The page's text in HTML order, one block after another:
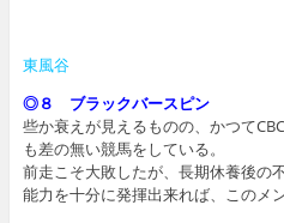
東風谷
◎８ ブラックバースピン
些か衰えが見えるものの、かつて
も差の無い競馬をしている。
前走こそ大敗したが、長期休養後の
能力を十分に発揮出来れば、このメ